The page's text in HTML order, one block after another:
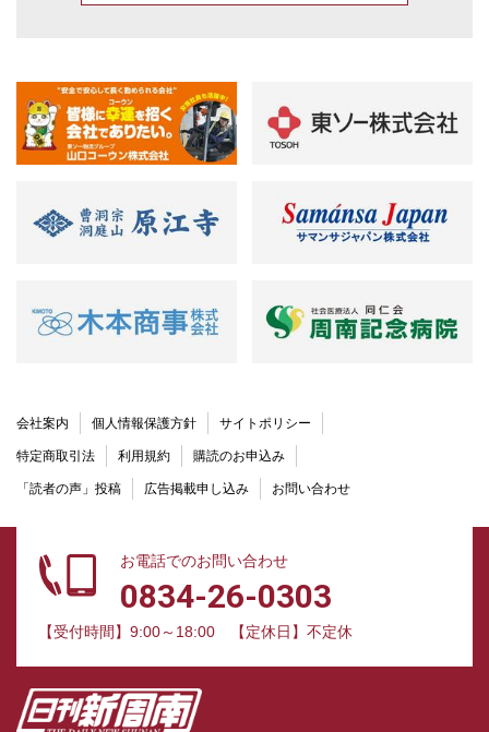
会社案内 個人情報保護方針 サイトポリシー
特定商取引法 利用規約 購読のお申込み
「読者の声」投稿 広告掲載申し込み お問い合わせ
お電話でのお問い合わせ
0834-26-0303
【受付時間】9:00～18:00 【定休日】不定休